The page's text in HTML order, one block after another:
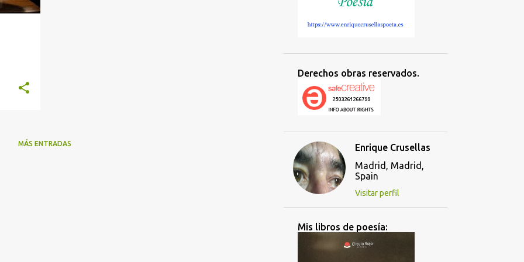
MÁS ENTRADAS
Derechos obras reservados.
Enrique Crusellas
Madrid, Madrid,
Spain
Visitar perfil
Mis libros de poesía: